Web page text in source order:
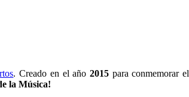
. Creado en el año 2015para conmemorar el
la Música!